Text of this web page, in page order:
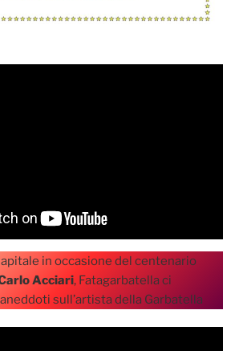
in occasione del centenario
Acciari, Fatagarbatella ci
sull’artista della Garbatella